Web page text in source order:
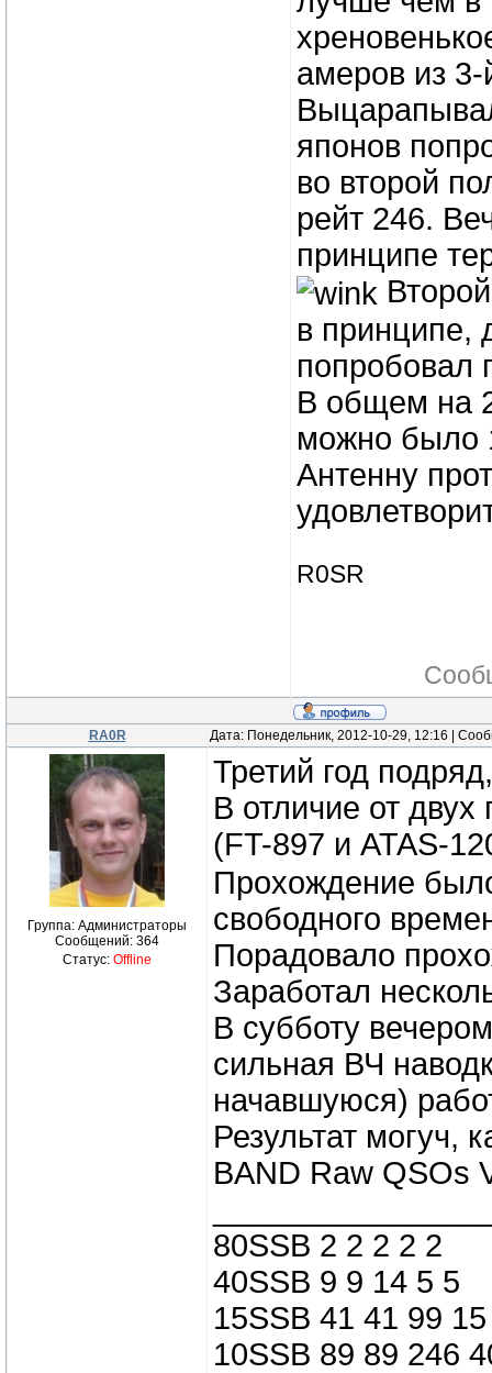
амеров из
японов
во второй
рейт 246.
принципе
в принципе,
попробовал
В общем на
можно было
Антенну
R0SR
RA0R Дата: Понедельник, 2012-10-29, 12:16 |
Группа: Администраторы
Сообщений: 364
Статус: Offline
Третий год
В отличие от
(FT-897 и ATAS-
Прохождение
свободного
Порадовало
Заработал
В субботу
сильная ВЧ
начавшуюся)
Результат могуч,
BAND Raw QSOs
80SSB 2 2 2 2 2
40SSB 9 9 14 5 5
15SSB 41 41 99
10SSB 89 89 246